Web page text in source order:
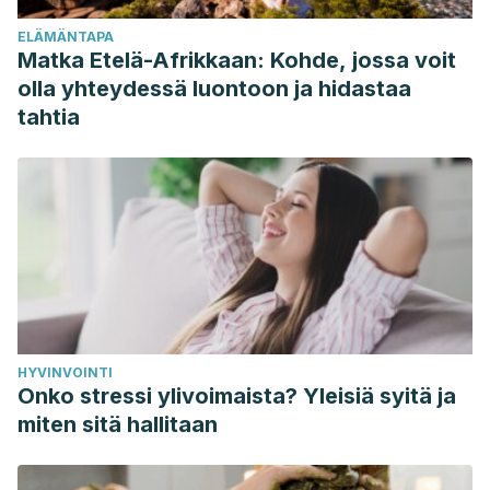
Trojian, T., & Tucker, A. K. (2019). Plantar fasciitis.American
Family Physician,
https://www.aafp.org/pubs/afp/issues/2019/0615/p744.html
ELÄMÄNTAPA
Matka Etelä-Afrikkaan: Kohde, jossa voit
olla yhteydessä luontoon ja hidastaa
tahtia
HYVINVOINTI
Onko stressi ylivoimaista? Yleisiä syitä ja
miten sitä hallitaan